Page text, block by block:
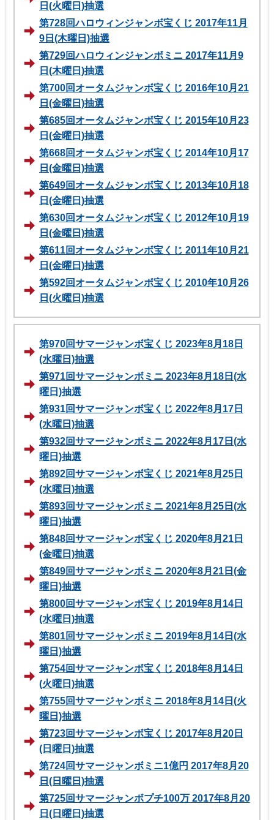
日(火曜日)抽選
第728回ハロウィンジャンボ宝くじ 2017年11月
9日(木曜日)抽選
第729回ハロウィンジャンボミニ 2017年11月9
日(木曜日)抽選
第700回オータムジャンボ宝くじ 2016年10月21
日(金曜日)抽選
第685回オータムジャンボ宝くじ 2015年10月23
日(金曜日)抽選
第668回オータムジャンボ宝くじ 2014年10月17
日(金曜日)抽選
第649回オータムジャンボ宝くじ 2013年10月18
日(金曜日)抽選
第630回オータムジャンボ宝くじ 2012年10月19
日(金曜日)抽選
第611回オータムジャンボ宝くじ 2011年10月21
日(金曜日)抽選
第592回オータムジャンボ宝くじ 2010年10月26
日(火曜日)抽選
第970回サマージャンボ宝くじ 2023年8月18日
(水曜日)抽選
第971回サマージャンボミニ 2023年8月18日(水
曜日)抽選
第931回サマージャンボ宝くじ 2022年8月17日
(水曜日)抽選
第932回サマージャンボミニ 2022年8月17日(水
曜日)抽選
第892回サマージャンボ宝くじ 2021年8月25日
(水曜日)抽選
第893回サマージャンボミニ 2021年8月25日(水
曜日)抽選
第848回サマージャンボ宝くじ 2020年8月21日
(金曜日)抽選
第849回サマージャンボミニ 2020年8月21日(金
曜日)抽選
第800回サマージャンボ宝くじ 2019年8月14日
(水曜日)抽選
第801回サマージャンボミニ 2019年8月14日(水
曜日)抽選
第754回サマージャンボ宝くじ 2018年8月14日
(火曜日)抽選
第755回サマージャンボミニ 2018年8月14日(火
曜日)抽選
第723回サマージャンボ宝くじ 2017年8月20日
(日曜日)抽選
第724回サマージャンボミニ1億円 2017年8月20
日(日曜日)抽選
第725回サマージャンボプチ100万 2017年8月20
日(日曜日)抽選